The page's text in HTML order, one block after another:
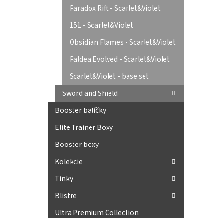
Paradox Rift - Scarlet&Violet
151 - Scarlet&Violet
Obsidian Flames - Scarlet&Violet
Paldea Evolved - Scarlet&Violet
Scarlet&Violet - base set
Sword and Shield
Booster balíčky
Elite Trainer Boxy
Booster boxy
Kolekcie
Tinky
Blistre
Ultra Premium Collection